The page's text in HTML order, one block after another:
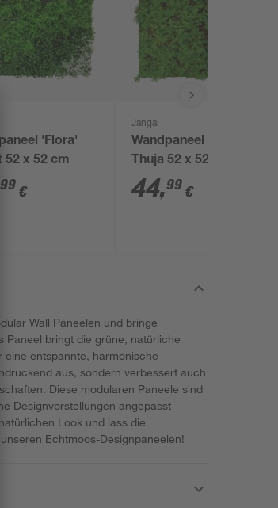
'Flora'
52 x 52 cm
99 €
Jangal
Wandpaneel 'Flora'
Thuja 52 x 52 cm
44,99 €
Wall Paneelen und bringe
Paneel bringt die grüne, natürliche
entspannte, harmonische
aus, sondern verbessert auch
Diese modularen Paneele sind
Designvorstellungen angepasst
Look und lass die
Echtmoos-Designpaneelen!